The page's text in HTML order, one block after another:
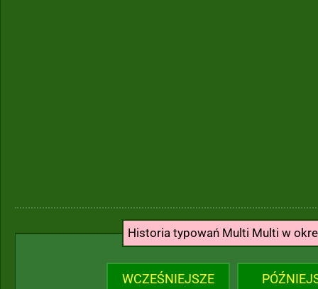
Historia typowań Multi Multi w
WCZEŚNIEJSZE